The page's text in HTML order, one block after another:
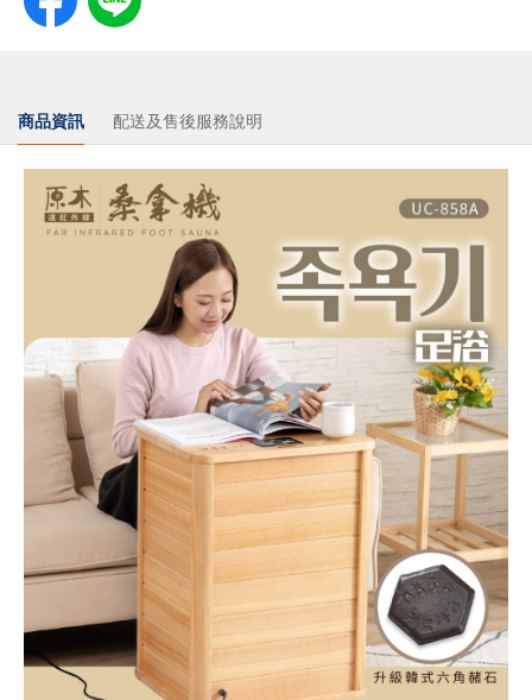
商品資訊 配送及售後服務說明